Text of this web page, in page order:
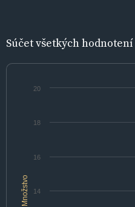
Súčet všetkých hodnotení
Množstvo 14
16
18
20